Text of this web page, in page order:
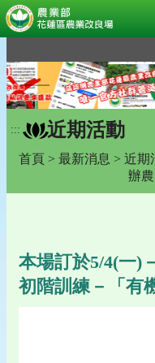
到
主
要
內
容
::: 近期活動
首頁 > 最新消息 > 近期
辦
本場訂於5/4(一)
初階訓練－「有